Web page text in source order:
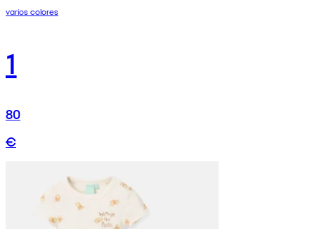
varios colores
1
80
€